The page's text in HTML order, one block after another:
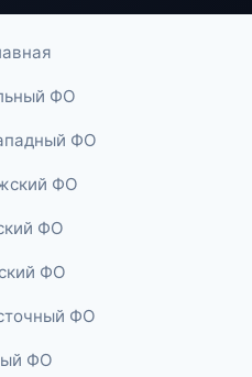
ФО
ФО
ФО
ФО
ФО
ФО
ФО